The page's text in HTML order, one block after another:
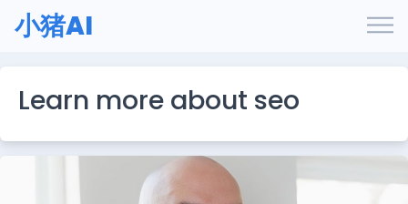
小猪AI
Learn more about seo